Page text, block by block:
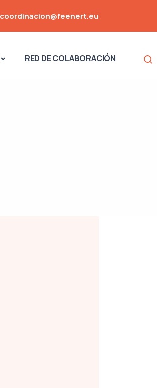
coordinacion@feenert.eu
RED DE COLABORACIÓN